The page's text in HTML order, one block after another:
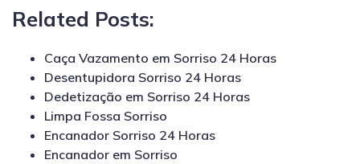
Related Posts:
Caça Vazamento em Sorriso 24 Horas
Desentupidora Sorriso 24 Horas
Dedetização em Sorriso 24 Horas
Limpa Fossa Sorriso
Encanador Sorriso 24 Horas
Encanador em Sorriso